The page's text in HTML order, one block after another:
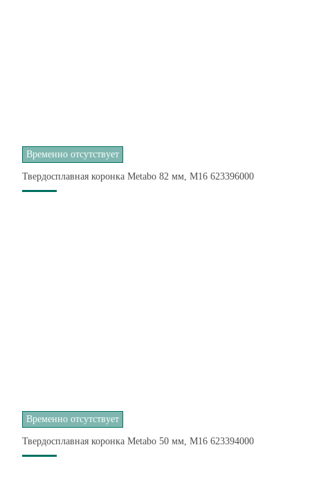
Временно отсутствует
Твердосплавная коронка Metabo 82 мм, М16 623396000
Временно отсутствует
Твердосплавная коронка Metabo 50 мм, М16 623394000